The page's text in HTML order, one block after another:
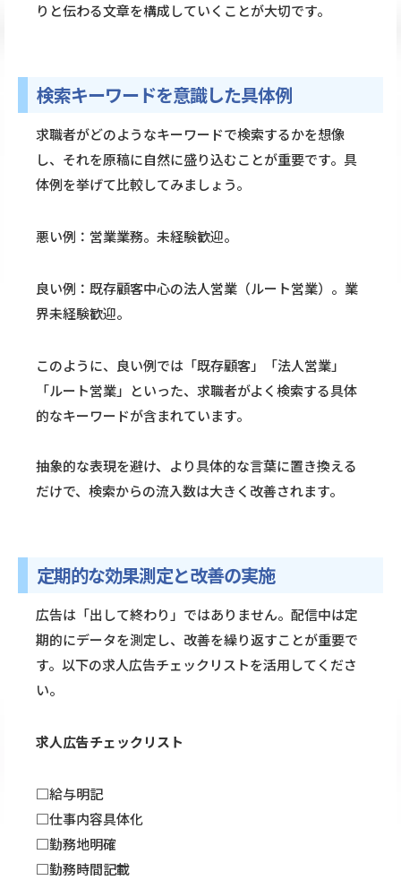
りと伝わる文章を構成していくことが大切です。
検索キーワードを意識した具体例
求職者がどのようなキーワードで検索するかを想像
し、それを原稿に自然に盛り込むことが重要です。具
体例を挙げて比較してみましょう。
悪い例：営業業務。未経験歓迎。
良い例：既存顧客中心の法人営業（ルート営業）。業
界未経験歓迎。
このように、良い例では「既存顧客」「法人営業」
「ルート営業」といった、求職者がよく検索する具体
的なキーワードが含まれています。
抽象的な表現を避け、より具体的な言葉に置き換える
だけで、検索からの流入数は大きく改善されます。
定期的な効果測定と改善の実施
広告は「出して終わり」ではありません。配信中は定
期的にデータを測定し、改善を繰り返すことが重要で
す。以下の求人広告チェックリストを活用してくださ
い。
求人広告チェックリスト
□給与明記
□仕事内容具体化
□勤務地明確
□勤務時間記載